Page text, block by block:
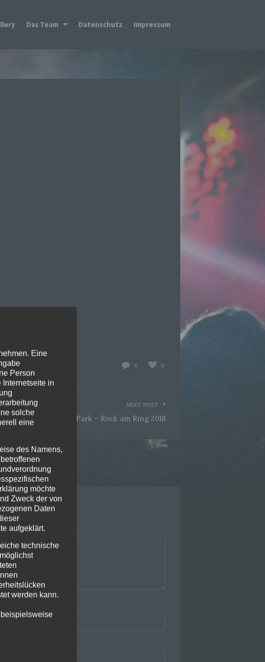
Das Team Datenschutz Impressum
0 0
NEXT POST
Rock im Park – Rock am Ring 2018
Eine
Person
Internetseite in
solche
eine
des Namens,
möchte
Zweck der von
Daten
aufgeklärt.
technische
werden kann.